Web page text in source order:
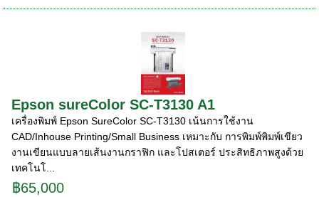
Epson sureColor SC-T3130 A1
เครื่องพิมพ์ Epson SureColor SC-T3130 เน้นการใช้งาน
CAD/Inhouse Printing/Small Business เหมาะกับ การพิมพ์พิมพ์เขียว
งานเขียนแบบลายเส้นงานกราฟิก และโปสเตอร์ ประสิทธิภาพสูงด้วย
เทคโนโ...
฿65,000